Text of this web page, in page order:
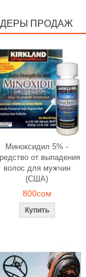
ПРОДАЖ
Миноксидил 5% -
от выпадения
волос для мужчин
(США)
800сом